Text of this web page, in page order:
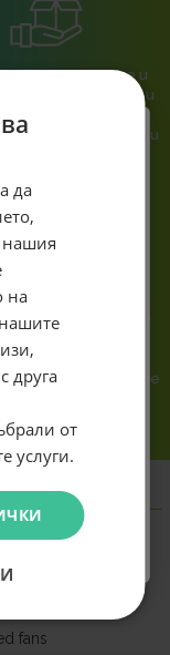
поддържаме и
Като магазин и
бърза реакция и
екип и точно
за всяка
има проблем – не
а го
решаваме.
/ Rear: 1 x 80/90
fans
да
нашия
на
друга
от
услуги.
за
оферти и
теб като
отстъпка от